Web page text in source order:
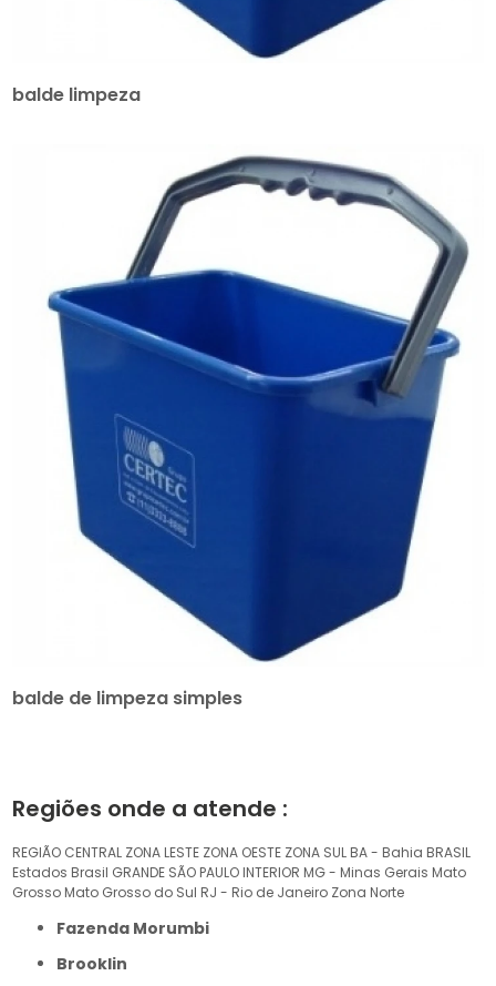
balde limpeza
balde de limpeza simples
Regiões onde a atende :
REGIÃO CENTRAL ZONA LESTE ZONA OESTE ZONA SUL BA - Bahia BRASIL
Estados Brasil GRANDE SÃO PAULO INTERIOR MG - Minas Gerais Mato
Grosso Mato Grosso do Sul RJ - Rio de Janeiro Zona Norte
Fazenda Morumbi
Brooklin